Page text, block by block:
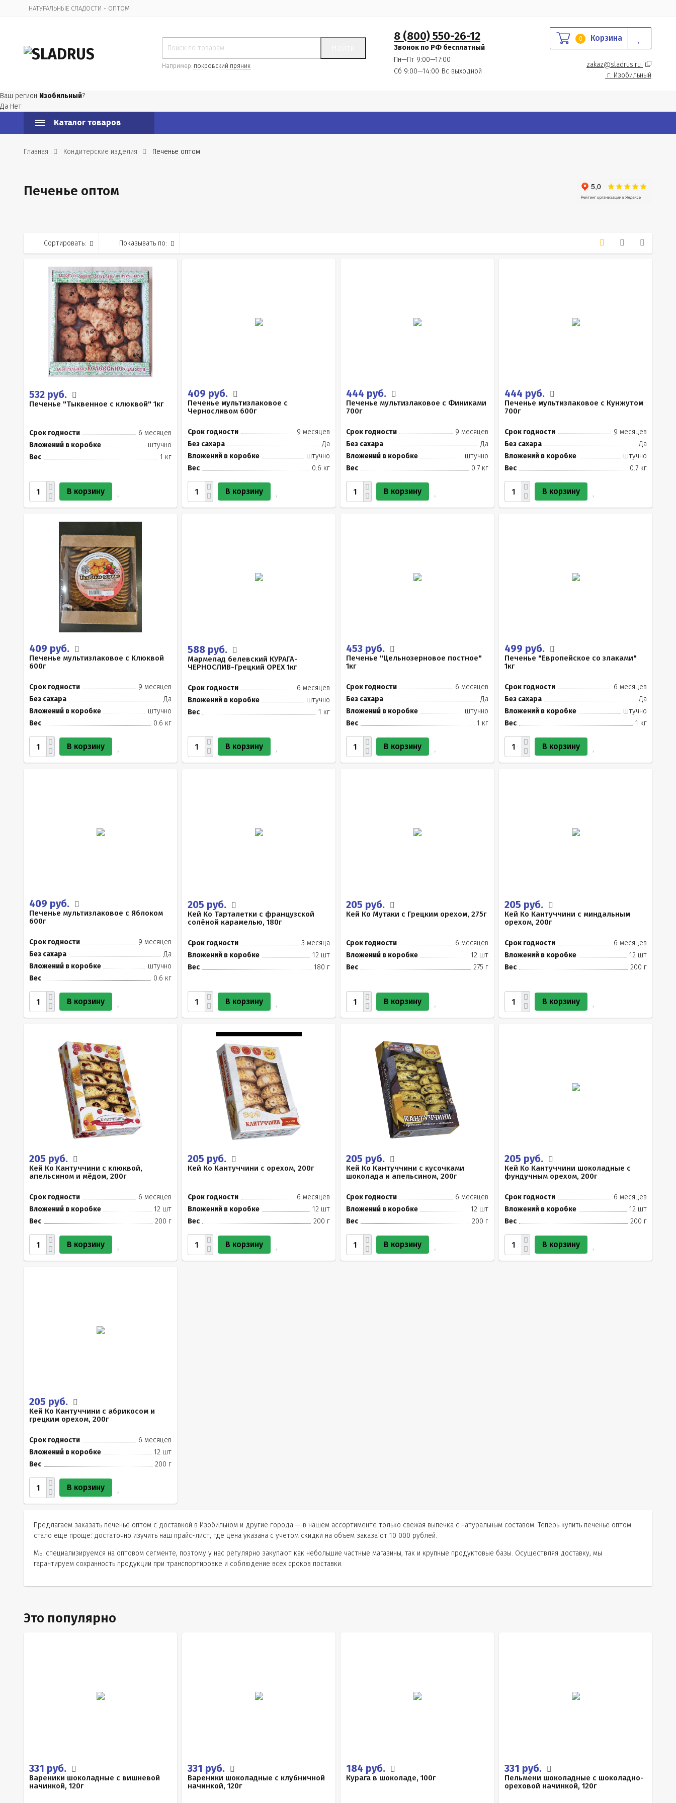
НАТУРАЛЬНЫЕ СЛАДОСТИ - ОПТОМ
Например: покровский пряник
8 (800) 550-26-12
Звонок по РФ бесплатный
Пн—Пт 9:00—17:00
Сб 9:00—14:00 Вс выходной
0 Корзина
zakaz@sladrus.ru
г. Изобильный
Ваш регион Изобильный?
Да Нет
Каталог товаров
Главная Кондитерские изделия Печенье оптом
Печенье оптом
Сортировать: Показывать по:
532 руб.
Печенье "Тыквенное с клюквой" 1кг
Срок годности
6 месяцев
Вложений в коробке
штучно
Вес
1 кг
В корзину
409 руб.
Печенье мультизлаковое с
Черносливом 600г
Срок годности
9 месяцев
Без сахара
Да
Вложений в коробке
штучно
Вес
0.6 кг
В корзину
444 руб.
Печенье мультизлаковое с Финиками
700г
Срок годности
9 месяцев
Без сахара
Да
Вложений в коробке
штучно
Вес
0.7 кг
В корзину
444 руб.
Печенье мультизлаковое с Кунжутом
700г
Срок годности
9 месяцев
Без сахара
Да
Вложений в коробке
штучно
Вес
0.7 кг
В корзину
409 руб.
Печенье мультизлаковое с Клюквой
600г
Срок годности
9 месяцев
Без сахара
Да
Вложений в коробке
штучно
Вес
0.6 кг
В корзину
588 руб.
Мармелад белевский КУРАГА-
ЧЕРНОСЛИВ-Грецкий ОРЕХ 1кг
Срок годности
6 месяцев
Вложений в коробке
штучно
Вес
1 кг
В корзину
453 руб.
Печенье "Цельнозерновое постное"
1кг
Срок годности
6 месяцев
Без сахара
Да
Вложений в коробке
штучно
Вес
1 кг
В корзину
499 руб.
Печенье "Европейское со злаками"
1кг
Срок годности
6 месяцев
Без сахара
Да
Вложений в коробке
штучно
Вес
1 кг
В корзину
409 руб.
Печенье мультизлаковое с Яблоком
600г
Срок годности
9 месяцев
Без сахара
Да
Вложений в коробке
штучно
Вес
0.6 кг
В корзину
205 руб.
Кей Ко Тарталетки с французской
солёной карамелью, 180г
Срок годности
3 месяца
Вложений в коробке
12 шт
Вес
180 г
В корзину
205 руб.
Кей Ко Мутаки с Грецким орехом, 275г
Срок годности
6 месяцев
Вложений в коробке
12 шт
Вес
275 г
В корзину
205 руб.
Кей Ко Кантуччини с миндальным
орехом, 200г
Срок годности
6 месяцев
Вложений в коробке
12 шт
Вес
200 г
В корзину
205 руб.
Кей Ко Кантуччини с клюквой,
апельсином и мёдом, 200г
Срок годности
6 месяцев
Вложений в коробке
12 шт
Вес
200 г
В корзину
205 руб.
Кей Ко Кантуччини с орехом, 200г
Срок годности
6 месяцев
Вложений в коробке
12 шт
Вес
200 г
В корзину
205 руб.
Кей Ко Кантуччини с кусочками
шоколада и апельсином, 200г
Срок годности
6 месяцев
Вложений в коробке
12 шт
Вес
200 г
В корзину
205 руб.
Кей Ко Кантуччини шоколадные с
фундучным орехом, 200г
Срок годности
6 месяцев
Вложений в коробке
12 шт
Вес
200 г
В корзину
205 руб.
Кей Ко Кантуччини с абрикосом и
грецким орехом, 200г
Срок годности
6 месяцев
Вложений в коробке
12 шт
Вес
200 г
В корзину
Предлагаем заказать печенье оптом с доставкой в Изобильном и другие города — в нашем ассортименте только свежая выпечка с натуральным составом. Теперь купить печенье оптом
стало еще проще: достаточно изучить наш прайс-лист, где цена указана с учетом скидки на объем заказа от 10 000 рублей.
Мы специализируемся на оптовом сегменте, поэтому у нас регулярно закупают как небольшие частные магазины, так и крупные продуктовые базы. Осуществляя доставку, мы
гарантируем сохранность продукции при транспортировке и соблюдение всех сроков поставки.
Это популярно
331 руб.
Вареники шоколадные с вишневой
начинкой, 120г
331 руб.
Вареники шоколадные с клубничной
начинкой, 120г
184 руб.
Курага в шоколаде, 100г
331 руб.
Пельмени шоколадные с шоколадно-
ореховой начинкой, 120г